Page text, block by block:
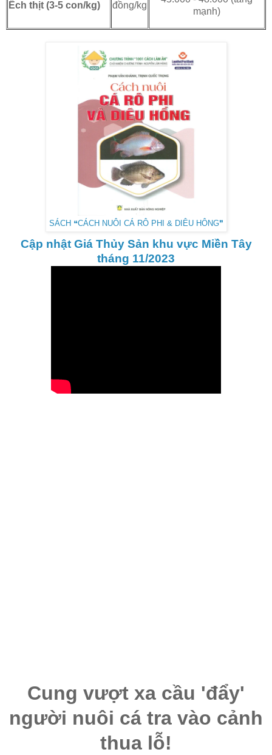
Ếch thịt (3-5 con/kg) đồng/kg
mạnh)
SÁCH ❝CÁCH NUÔI CÁ RÔ PHI & DIÊU HÔNG❞
Cập nhật Giá Thủy Sản khu vực Miền Tây
tháng 11/2023
Cung vượt xa cầu 'đẩy'
người nuôi cá tra vào cảnh
thua lỗ!